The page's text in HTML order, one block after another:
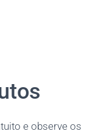
e observe os